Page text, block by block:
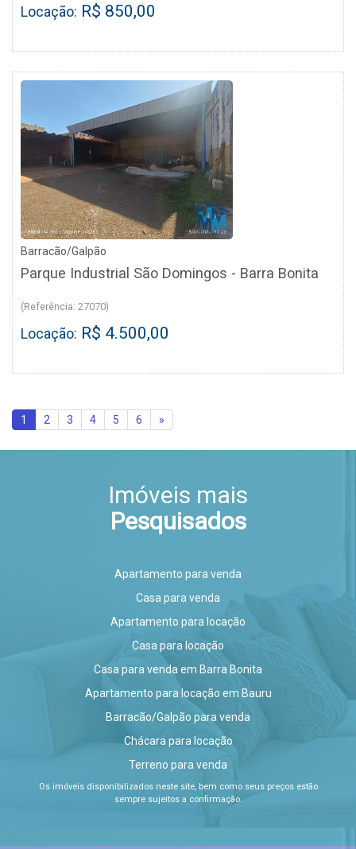
Locação: R$ 850,00
Barracão/Galpão
Parque Industrial São Domingos - Barra Bonita
(Referência: 27070)
Locação: R$ 4.500,00
1 2 3 4 5 6 »
Imóveis mais
Pesquisados
Apartamento para venda
Casa para venda
Apartamento para locação
Casa para locação
Casa para venda em Barra Bonita
Apartamento para locação em Bauru
Barracão/Galpão para venda
Chácara para locação
Terreno para venda
Os imóveis disponibilizados neste site, bem como seus preços estão
sempre sujeitos a confirmação.